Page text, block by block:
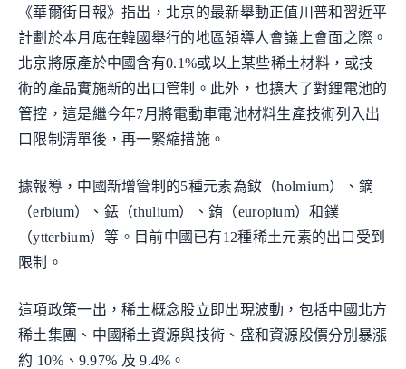
《華爾街日報》指出，北京的最新舉動正值川普和習近平
計劃於本月底在韓國舉行的地區領導人會議上會面之際。
北京將原產於中國含有0.1%或以上某些稀土材料，或技
術的產品實施新的出口管制。此外，也擴大了對鋰電池的
管控，這是繼今年7月將電動車電池材料生產技術列入出
口限制清單後，再一緊縮措施。
據報導，中國新增管制的5種元素為釹（holmium）、鏑
（erbium）、銩（thulium）、銪（europium）和鏷
（ytterbium）等。目前中國已有12種稀土元素的出口受到
限制。
這項政策一出，稀土概念股立即出現波動，包括中國北方
稀土集團、中國稀土資源與技術、盛和資源股價分別暴漲
約 10%、9.97% 及 9.4%。